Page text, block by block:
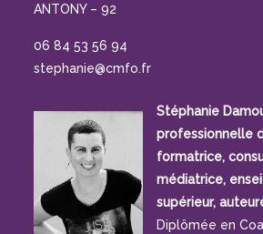
ANTONY – 92
06 84 53 56 94
stephanie@cmfo.fr
Stéphanie
professionnelle
formatrice,
médiatrice,
supérieur,
Diplômée en